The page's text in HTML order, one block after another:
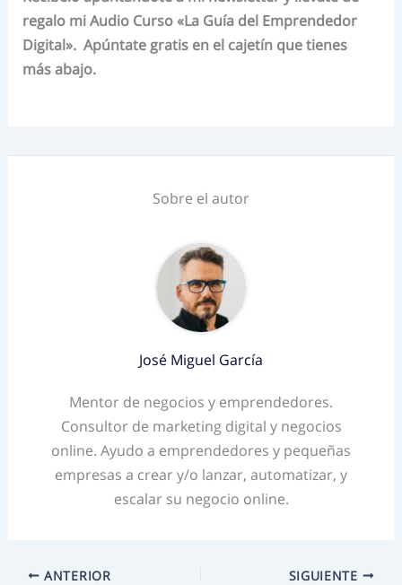
regalo mi Audio Curso «La Guía del Emprendedor
Digital». Apúntate gratis en el cajetín que tienes
más abajo.
Sobre el autor
José Miguel García
Mentor de negocios y emprendedores.
Consultor de marketing digital y negocios
online. Ayudo a emprendedores y pequeñas
empresas a crear y/o lanzar, automatizar, y
escalar su negocio online.
ANTERIOR SIGUIENTE